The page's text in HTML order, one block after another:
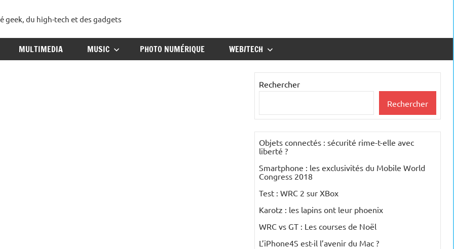
geek, du high-tech et des gadgets
MULTIMEDIA MUSIC PHOTO NUMÉRIQUE WEB/TECH
Rechercher
Rechercher
Objets connectés : sécurité rime-t-elle avec
liberté ?
Smartphone : les exclusivités du Mobile World
Congress 2018
Test : WRC 2 sur XBox
Karotz : les lapins ont leur phoenix
WRC vs GT : Les courses de Noël
L’iPhone4S est-il l’avenir du Mac ?